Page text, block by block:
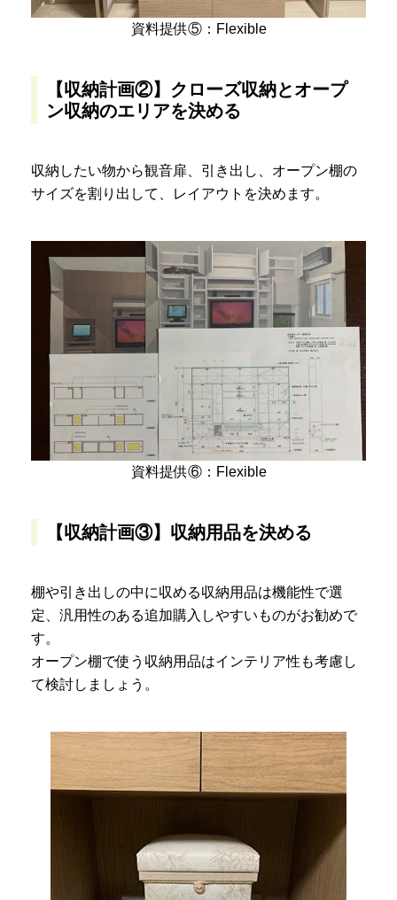
資料提供⑤：Flexible
【収納計画②】クローズ収納とオープ
ン収納のエリアを決める
収納したい物から観音扉、引き出し、オープン棚の
サイズを割り出して、レイアウトを決めます。
資料提供⑥：Flexible
【収納計画③】収納用品を決める
棚や引き出しの中に収める収納用品は機能性で選
定、汎用性のある追加購入しやすいものがお勧めで
す。
オープン棚で使う収納用品はインテリア性も考慮し
て検討しましょう。